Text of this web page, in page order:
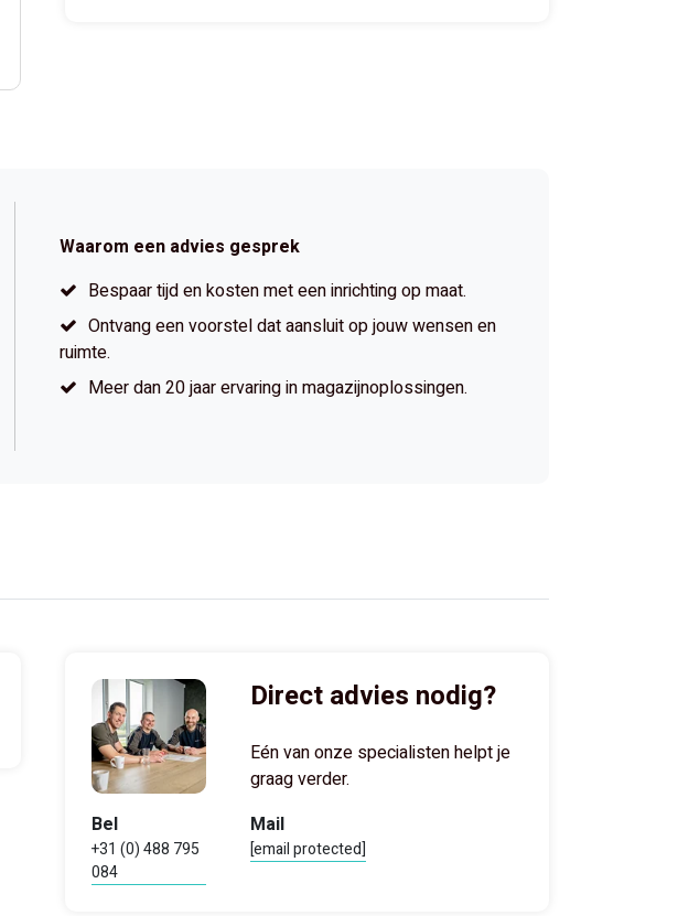
Waarom een advies gesprek
Bespaar tijd en kosten met een inrichting op maat.
Ontvang een voorstel dat aansluit op jouw wensen en
ruimte.
Meer dan 20 jaar ervaring in magazijnoplossingen.
Direct advies nodig?
Eén van onze specialisten helpt je
graag verder.
Bel
+31 (0) 488 795
084
Mail
[email protected]